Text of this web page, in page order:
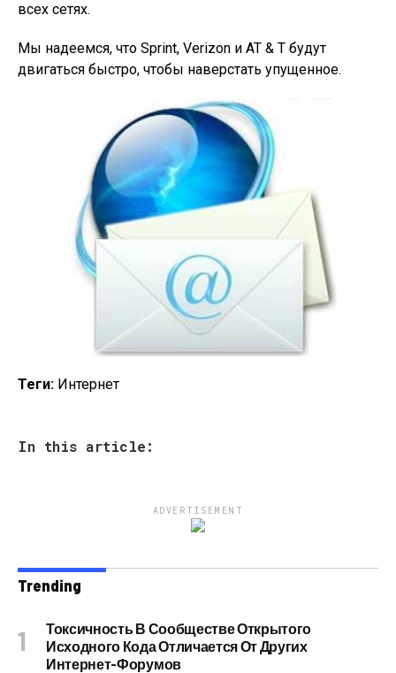
всех сетях.
Мы надеемся, что Sprint, Verizon и AT & T будут
двигаться быстро, чтобы наверстать упущенное.
Теги: Интернет
In this article:
ADVERTISEMENT
Trending
Токсичность В Сообществе Открытого
Исходного Кода Отличается От Других
Интернет-Форумов